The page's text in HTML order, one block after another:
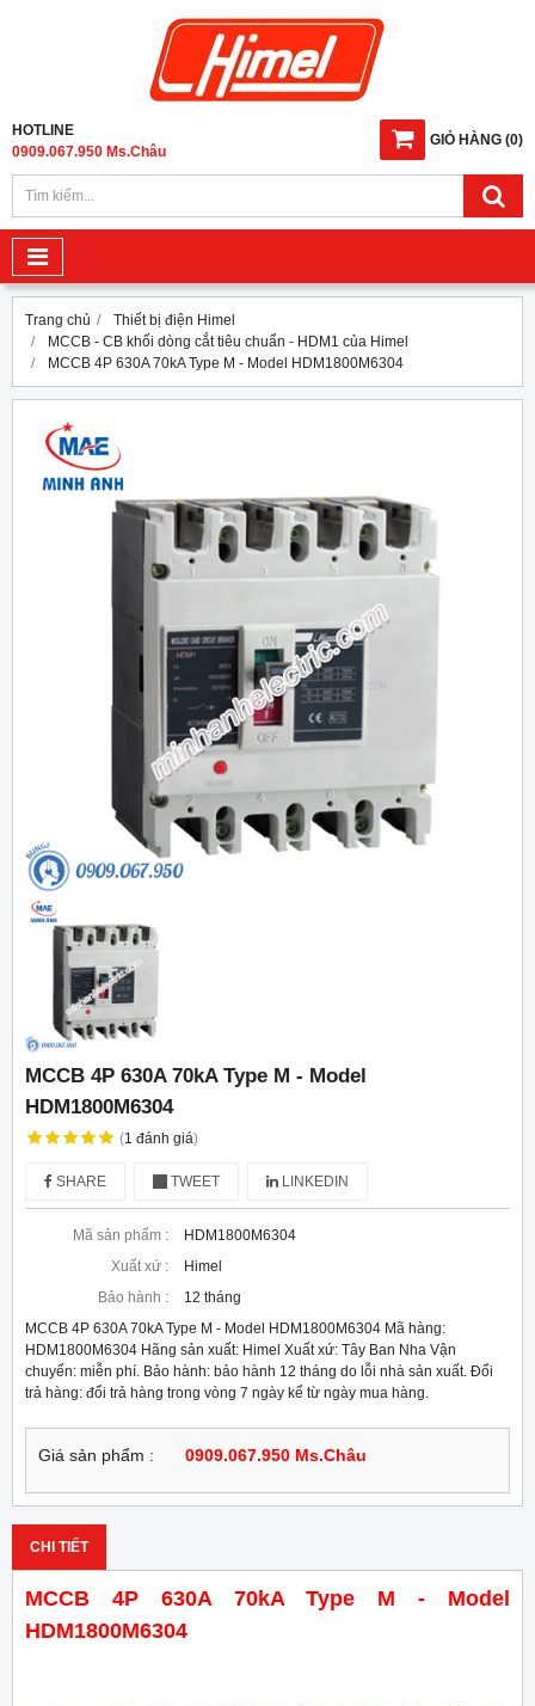
GIỎ HÀNG (0)
HOTLINE
0909.067.950 Ms.Châu
Trang chủ
Thiết bị điện Himel
MCCB - CB khối dòng cắt tiêu chuẩn - HDM1 của Himel
MCCB 4P 630A 70kA Type M - Model HDM1800M6304
MCCB 4P 630A 70kA Type M - Model
HDM1800M6304
(1 đánh giá)
SHARE TWEET LINKEDIN
Mã sản phẩm :
HDM1800M6304
Xuất xứ :
Himel
Bảo hành :
12 tháng
MCCB 4P 630A 70kA Type M - Model HDM1800M6304 Mã hàng:
HDM1800M6304 Hãng sản xuất: Himel Xuất xứ: Tây Ban Nha Vận
chuyển: miễn phí. Bảo hành: bảo hành 12 tháng do lỗi nhà sản xuất. Đổi
trả hàng: đổi trả hàng trong vòng 7 ngày kể từ ngày mua hàng.
Giá sản phẩm : 0909.067.950 Ms.Châu
CHI TIẾT
MCCB 4P 630A 70kA Type M - Model
HDM1800M6304